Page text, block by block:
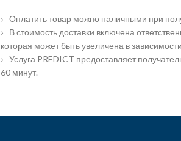
Оплатить товар можно наличными при
В стоимость доставки включена
которая может быть увеличена в
Услуга PREDICT предоставляет
60 минут.